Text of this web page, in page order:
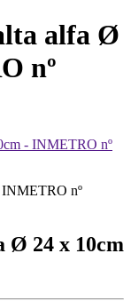
alfa Ø
nº
- INMETRO nº
Ø 24 x 10cm